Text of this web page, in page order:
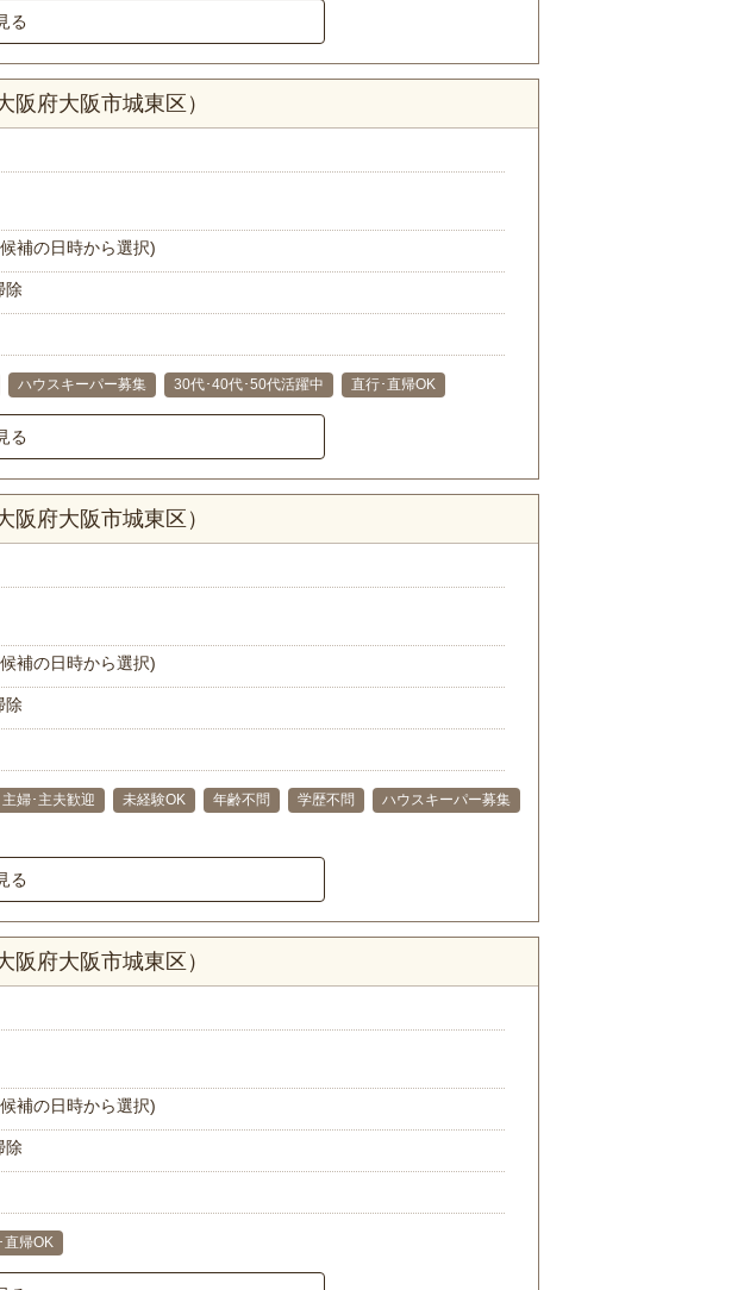
る
府大阪市城東区）
補の日時から選択)
除
ハウスキーパー募集 30代･40代･50代活躍中 直行･直帰OK
る
府大阪市城東区）
補の日時から選択)
除
主婦･主夫歓迎 未経験OK 年齢不問 学歴不問
ハウスキーパー募集
る
府大阪市城東区）
補の日時から選択)
除
直帰OK